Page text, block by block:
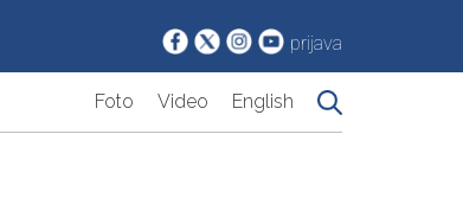
prijava
Foto Video English